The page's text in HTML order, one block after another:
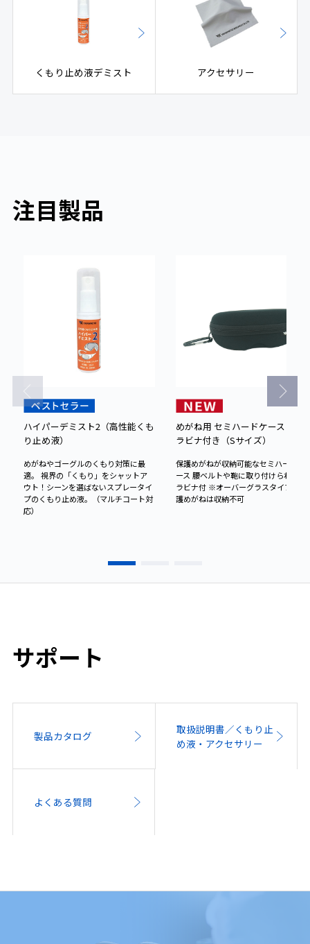
くもり止め液デミスト アクセサリー
注目製品
ハイパーデミスト2（高性能くも
り止め液）
めがねやゴーグルのくもり対策に最
適。 視界の「くもり」をシャットア
ウト！シーンを選ばないスプレータイ
プのくもり止め液。（マルチコート対
応）
めがね用 セミハードケース・カ
ラビナ付き（Sサイズ）
保護めがねが収納可能なセミハードケ
ース 腰ベルトや鞄に取り付けられるカ
ラビナ付 ※オーバーグラスタイプ保
護めがねは収納不可
サポート
製品カタログ
取扱説明書／くもり止
め液・アクセサリー
よくある質問